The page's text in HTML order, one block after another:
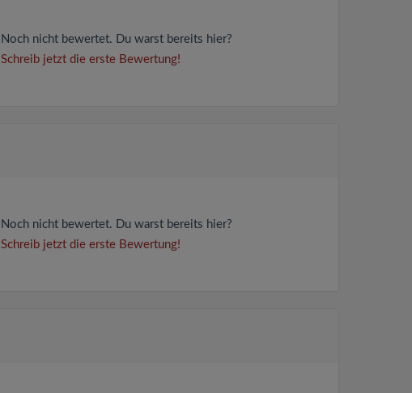
Noch nicht bewertet. Du warst bereits hier?
Schreib jetzt die erste Bewertung!
Noch nicht bewertet. Du warst bereits hier?
Schreib jetzt die erste Bewertung!